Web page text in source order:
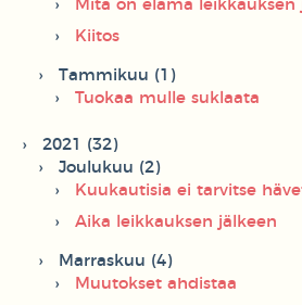
Mitä on elämä leikkauksen
Kiitos
Tammikuu (1)
Tuokaa mulle suklaata
2021 (32)
Joulukuu (2)
Kuukautisia ei tarvitse
Aika leikkauksen jälkeen
Marraskuu (4)
Muutokset ahdistaa